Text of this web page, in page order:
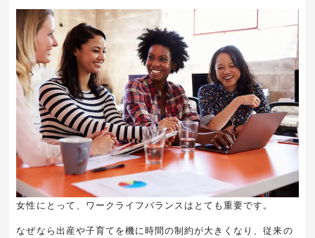
女性にとって、ワークライフバランスはとても重要です。
なぜなら出産や子育てを機に時間の制約が大きくなり、従来の